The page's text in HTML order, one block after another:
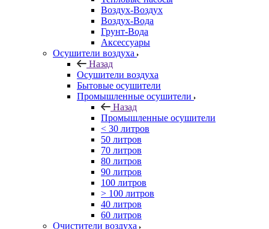
Воздух-Воздух
Воздух-Вода
Грунт-Вода
Аксессуары
Осушители воздуха
Назад
Осушители воздуха
Бытовые осушители
Промышленные осушители
Назад
Промышленные осушители
< 30 литров
50 литров
70 литров
80 литров
90 литров
100 литров
> 100 литров
40 литров
60 литров
Очистители воздуха